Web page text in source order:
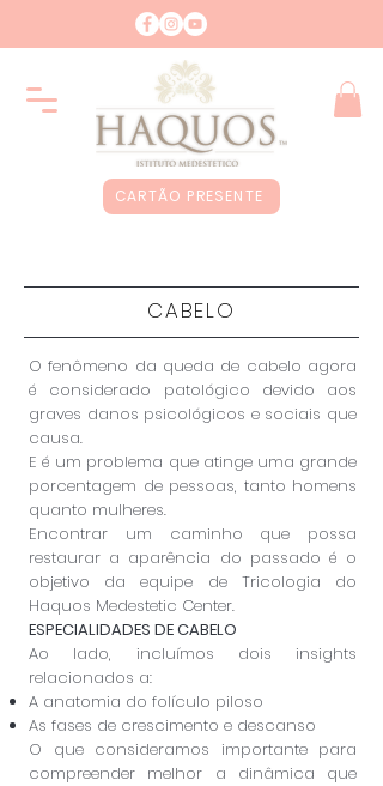
CARTÃO PRESENTE
CABELO
O fenômeno da queda de cabelo agora
é considerado patológico devido aos
graves danos psicológicos e sociais que
causa.
E é um problema que atinge uma grande
porcentagem de pessoas, tanto homens
quanto mulheres.
Encontrar um caminho que possa
restaurar a aparência do passado é o
objetivo da equipe de Tricologia do
Haquos Medestetic Center.
ESPECIALIDADES DE CABELO
Ao lado, incluímos dois insights
relacionados a:
A anatomia do folículo piloso
As fases de crescimento e descanso
O que consideramos importante para
compreender melhor a dinâmica que